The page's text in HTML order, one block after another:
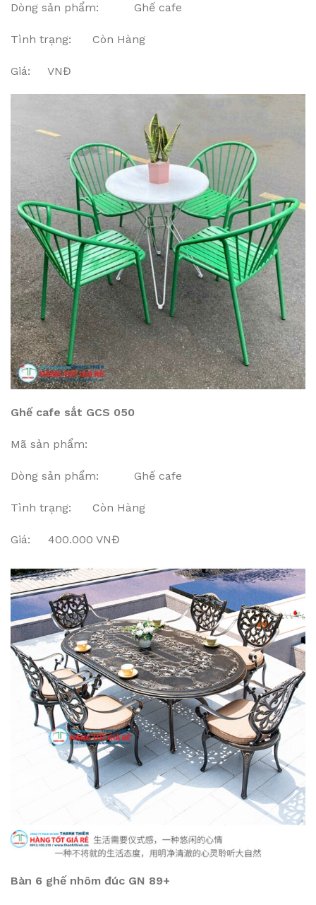
Dòng sản phẩm: Ghế cafe
Tình trạng: Còn Hàng
Giá: VNĐ
Ghế cafe sắt GCS 050
Mã sản phẩm:
Dòng sản phẩm: Ghế cafe
Tình trạng: Còn Hàng
Giá: 400.000 VNĐ
Bàn 6 ghế nhôm đúc GN 89+